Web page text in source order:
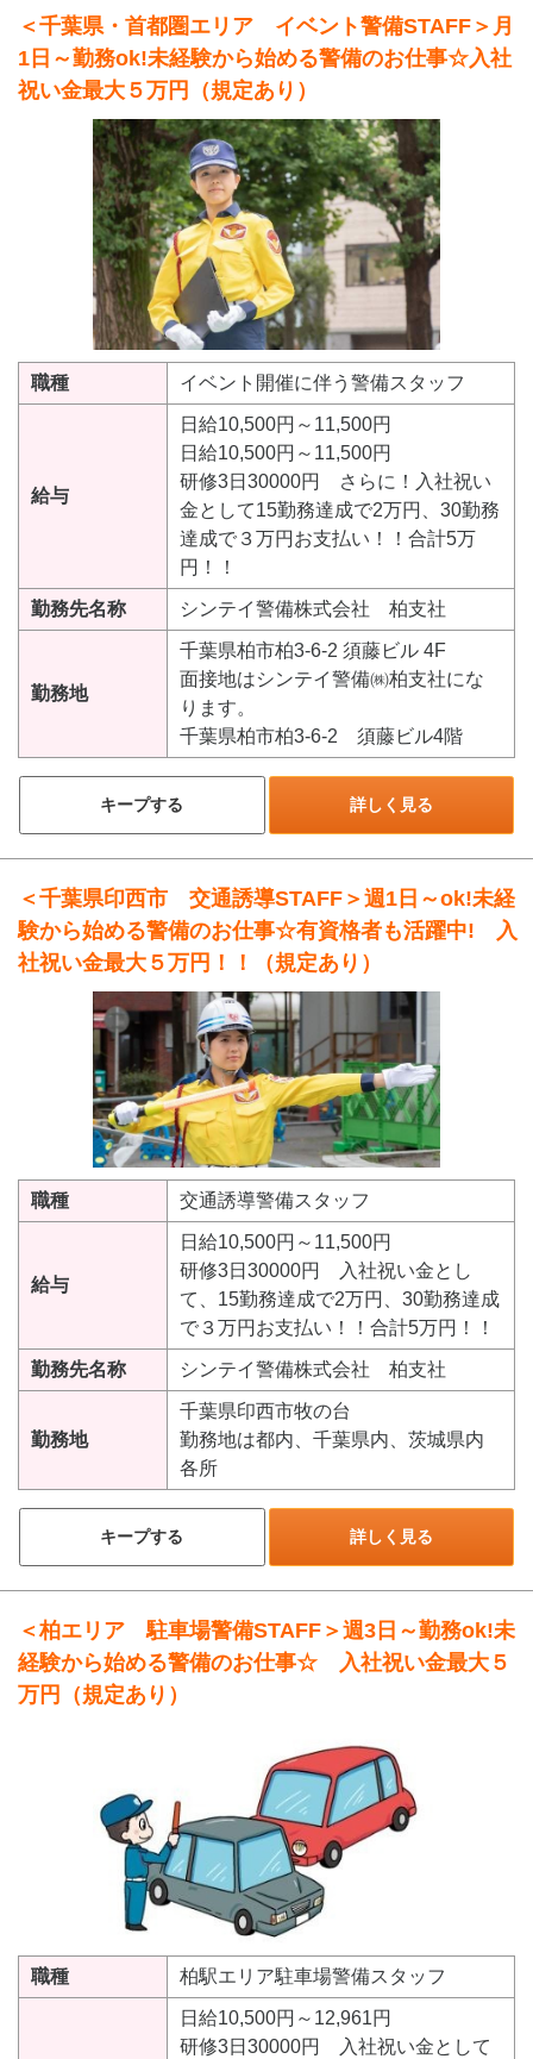
＜千葉県・首都圏エリア イベント警備STAFF＞月
1日～勤務ok!未経験から始める警備のお仕事☆入社
祝い金最大５万円（規定あり）
職種 イベント開催に伴う警備スタッフ
給与
日給10,500円～11,500円
日給10,500円～11,500円
研修3日30000円 さらに！入社祝い
金として15勤務達成で2万円、30勤務
達成で３万円お支払い！！合計5万
円！！
勤務先名称 シンテイ警備株式会社 柏支社
勤務地
千葉県柏市柏3-6-2 須藤ビル 4F
面接地はシンテイ警備㈱柏支社にな
ります。
千葉県柏市柏3-6-2 須藤ビル4階
キープする 詳しく見る
＜千葉県印西市 交通誘導STAFF＞週1日～ok!未経
験から始める警備のお仕事☆有資格者も活躍中! 入
社祝い金最大５万円！！（規定あり）
職種 交通誘導警備スタッフ
給与
日給10,500円～11,500円
研修3日30000円 入社祝い金とし
て、15勤務達成で2万円、30勤務達成
で３万円お支払い！！合計5万円！！
勤務先名称 シンテイ警備株式会社 柏支社
勤務地
千葉県印西市牧の台
勤務地は都内、千葉県内、茨城県内
各所
キープする 詳しく見る
＜柏エリア 駐車場警備STAFF＞週3日～勤務ok!未
経験から始める警備のお仕事☆ 入社祝い金最大５
万円（規定あり）
職種 柏駅エリア駐車場警備スタッフ
日給10,500円～12,961円
研修3日30000円 入社祝い金として